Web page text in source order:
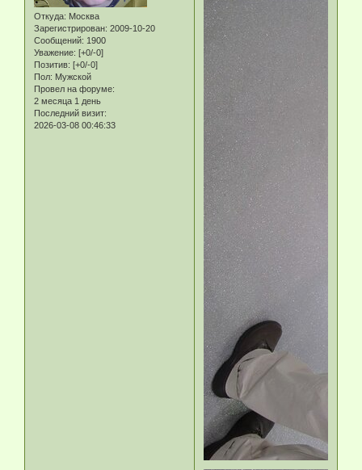
Откуда: Москва
Зарегистрирован: 2009-10-20
Сообщений: 1900
Уважение: [+0/-0]
Позитив: [+0/-0]
Пол: Мужской
Провел на форуме:
2 месяца 1 день
Последний визит:
2026-03-08 00:46:33